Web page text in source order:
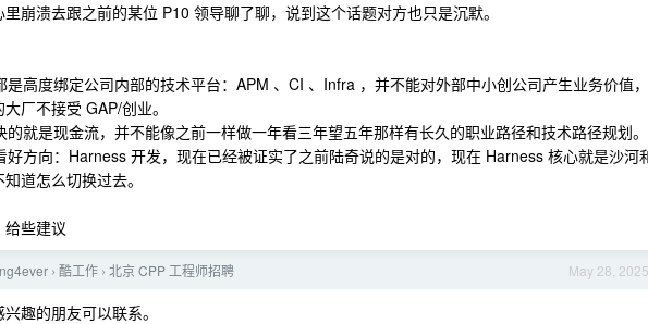
崩溃去跟之前的某位 P10 领导聊了聊，说到这个话题对方也只是沉默。
高度绑定公司内部的技术平台：APM 、CI 、Infra ，并不能对外部中小创公司产生业务价值，
厂不接受 GAP/创业。
就是现金流，并不能像之前一样做一年看三年望五年那样有长久的职业路径和技术路径规划。
方向：Harness 开发，现在已经被证实了之前陆奇说的是对的，现在 Harness 核心就是沙河
道怎么切换过去。
些建议
May 28, 2025
› 酷工作 › 北京 CPP 工程师招聘
趣的朋友可以联系。